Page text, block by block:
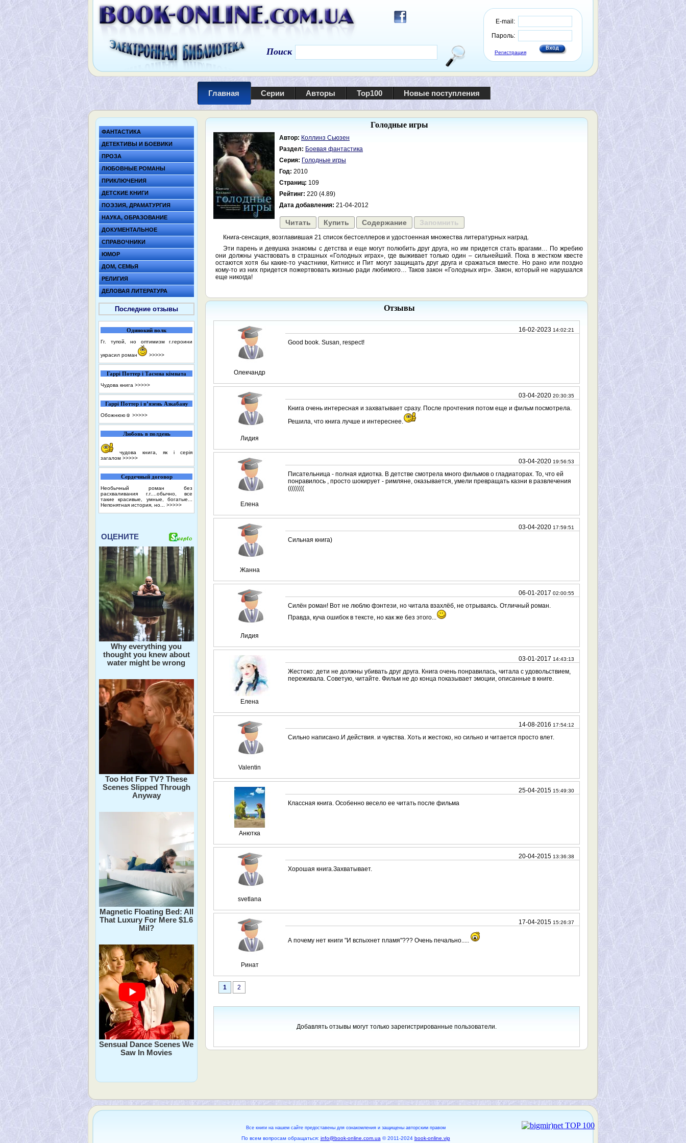
E-mail:
Пароль:
Регистрация
Поиск
Главная Серии Авторы Top100 Новые поступления
ФАНТАСТИКА
ДЕТЕКТИВЫ И БОЕВИКИ
ПРОЗА
ЛЮБОВНЫЕ РОМАНЫ
ПРИКЛЮЧЕНИЯ
ДЕТСКИЕ КНИГИ
ПОЭЗИЯ, ДРАМАТУРГИЯ
НАУКА, ОБРАЗОВАНИЕ
ДОКУМЕНТАЛЬНОЕ
СПРАВОЧНИКИ
ЮМОР
ДОМ, СЕМЬЯ
РЕЛИГИЯ
ДЕЛОВАЯ ЛИТЕРАТУРА
Последние отзывы
Одинокий волк
Гг. тупой, но оптимизм г.героини
украсил роман >>>>>
Гаррі Поттер і Таємна кімната
Чудова книга >>>>>
Гаррі Поттер і в’язень Азкабану
Обожнюю☺️ >>>>>
Любовь в полдень
чудова книга, як і серія
загалом >>>>>
Сердечный договор
Необычный роман без
расхваливания г.г....обычно, все
такие красивые, умные, богатые...
Непонятная история, но... >>>>>
ОЦЕНИТЕ
Why everything you
thought you knew about
water might be wrong
Too Hot For TV? These
Scenes Slipped Through
Anyway
Magnetic Floating Bed: All
That Luxury For Mere $1.6
Mil?
Sensual Dance Scenes We
Saw In Movies
Голодные игры
Автор: Коллинз Сьюзен
Раздел: Боевая фантастика
Серия: Голодные игры
Год: 2010
Страниц: 109
Рейтинг: 220 (4.89)
Дата добавления: 21-04-2012
Читать Купить Содержание Запомнить
Книга-сенсация, возглавившая 21 список бестселлеров и удостоенная множества литературных наград.
Эти парень и девушка знакомы с детства и еще могут полюбить друг друга, но им придется стать врагами… По жребию
они должны участвовать в страшных «Голодных играх», где выживает только один – сильнейший. Пока в жестком квесте
остаются хотя бы какие-то участники, Китнисс и Пит могут защищать друг друга и сражаться вместе. Но рано или поздно
кому-то из них придется пожертвовать жизнью ради любимого… Таков закон «Голодных игр». Закон, который не нарушался
еще никогда!
Отзывы
Олекчандр
16-02-2023 14:02:21
Good book. Susan, respect!
Лидия
03-04-2020 20:30:35
Книга очень интересная и захватывает сразу. После прочтения потом еще и фильм посмотрела.
Решила, что книга лучше и интереснее.
Елена
03-04-2020 19:56:53
Писательница - полная идиотка. В детстве смотрела много фильмов о гладиаторах. То, что ей
понравилось , просто шокирует - римляне, оказывается, умели превращать казни в развлечения
((((((((
Жанна
03-04-2020 17:59:51
Сильная книга)
Лидия
06-01-2017 02:00:55
Силён роман! Вот не люблю фэнтези, но читала взахлёб, не отрываясь. Отличный роман.
Правда, куча ошибок в тексте, но как же без этого...
Елена
03-01-2017 14:43:13
Жестоко: дети не должны убивать друг друга. Книга очень понравилась, читала с удовольствием,
переживала. Советую, читайте. Фильм не до конца показывает эмоции, описанные в книге.
Valentin
14-08-2016 17:54:12
Сильно написано.И действия. и чувства. Хоть и жестоко, но сильно и читается просто влет.
Анютка
25-04-2015 15:49:30
Классная книга. Особенно весело ее читать после фильма
svetlana
20-04-2015 13:36:38
Хорошая книга.Захватывает.
Ринат
17-04-2015 15:26:37
А почему нет книги "И вспыхнет пламя"??? Очень печально.....
1 2
Добавлять отзывы могут только зарегистрированные пользователи.
Все книги на нашем сайте предоставены для ознакомления и защищены авторским правом
По всем вопросам обращаться: info@book-online.com.ua © 2011-2024 book-online.vip